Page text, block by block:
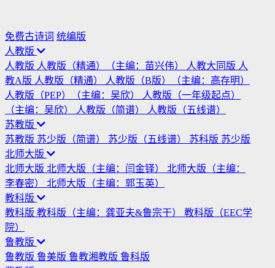
免费古诗词 统编版
人教版
人教版 人教版（精通）（主编：苗兴伟） 人教大同版 人
教A版 人教版（精通）
人教版（B版）（主编：高存明）
人教版（PEP）（主编：吴欣）
人教版（一年级起点）
（主编：吴欣）
人教版（简谱）
人教版（五线谱）
苏教版
苏教版 苏少版（简谱） 苏少版（五线谱） 苏科版 苏少版
北师大版
北师大版 北师大版（主编：闫金铎） 北师大版（主编：
李春密） 北师大版（主编：郭玉英）
教科版
教科版 教科版（主编：龚亚夫&鲁宗干） 教科版（EEC学
院）
鲁教版
鲁教版 鲁美版 鲁教湘教版 鲁科版